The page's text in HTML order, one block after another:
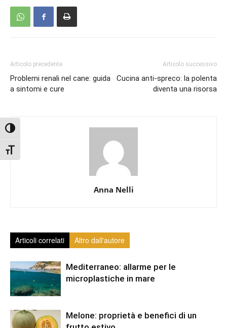
Attiva/disattiva alto contrasto
Attiva/disattiva dimensione testo
Articolo precedente
Problemi renali nel cane: guida
a sintomi e cure
Articolo successivo
Cucina anti-spreco: la polenta
diventa una risorsa
Anna Nelli
Articoli correlati Altro dall'autore
Mediterraneo: allarme per le
microplastiche in mare
Melone: proprietà e benefici di un